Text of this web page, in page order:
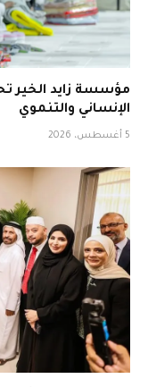
الإنساني والتنموي
5 أغسطس، 2026